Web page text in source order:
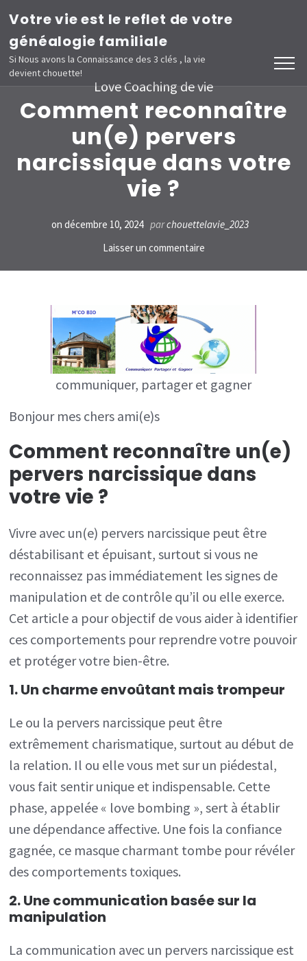
Aller
contenu
(Pressez
Votre vie est le reflet de votre
généalogie familiale
Si Nous avons la Connaissance des 3 clés , la vie
devient chouette!
Love Coaching de vie
Comment reconnaître
un(e) pervers
narcissique dans votre
vie ?
on décembre 10, 2024 parchouettelavie_2023
Laisser un commentairesur
Comment
pervers
narcissique
dans
?
communiquer, partager et gagner
Bonjour mes chers ami(e)s
Comment reconnaître un(e)
pervers narcissique dans
votre vie ?
Vivre avec un(e) pervers narcissique peut être
déstabilisant et épuisant, surtout si vous ne
reconnaissez pas immédiatement les signes de
manipulation et de contrôle qu’il ou elle exerce.
Cet article a pour objectif de vous aider à identifier
ces comportements pour reprendre votre pouvoir
et protéger votre bien-être.
1. Un charme envoûtant mais trompeur
Le ou la pervers narcissique peut être
extrêmement charismatique, surtout au début de
la relation. Il ou elle vous met sur un piédestal,
vous fait sentir unique et indispensable. Cette
phase, appelée « love bombing », sert à établir
une dépendance affective. Une fois la confiance
gagnée, ce masque charmant tombe pour révéler
des comportements toxiques.
2. Une communication basée sur la
manipulation
La communication avec un pervers narcissique est